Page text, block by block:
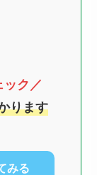
ック／
ります
みる